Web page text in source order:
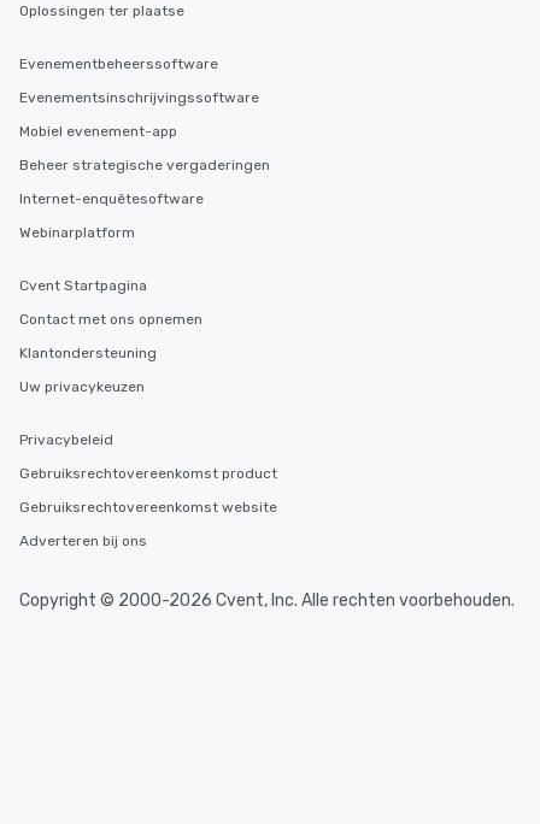
Oplossingen ter plaatse
Evenementbeheerssoftware
Evenementsinschrijvingssoftware
Mobiel evenement-app
Beheer strategische vergaderingen
Internet-enquêtesoftware
Webinarplatform
Cvent Startpagina
Contact met ons opnemen
Klantondersteuning
Uw privacykeuzen
Privacybeleid
Gebruiksrechtovereenkomst product
Gebruiksrechtovereenkomst website
Adverteren bij ons
Copyright © 2000-2026 Cvent, Inc. Alle rechten voorbehouden.